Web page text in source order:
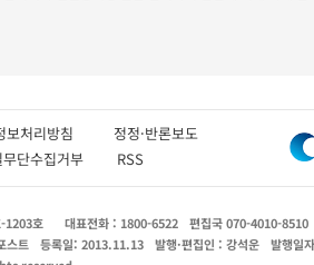
보처리방침 정정·반론보도
단수집거부 RSS
1203호 대표전화 : 1800-6522 편집국 070-4010-8510
스트 등록일: 2013.11.13 발행·편집인 : 강석운 발행일